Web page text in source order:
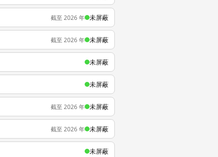
截至 2026 年 未屏蔽
截至 2026 年 未屏蔽
未屏蔽
未屏蔽
截至 2026 年 未屏蔽
截至 2026 年 未屏蔽
未屏蔽